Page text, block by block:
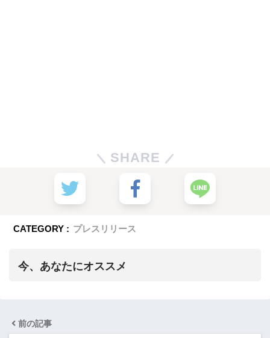
SHARE
CATEGORY : プレスリリース
今、あなたにオススメ
前の記事